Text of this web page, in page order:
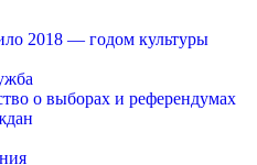
2018 — годом культуры
о выборах и референдумах